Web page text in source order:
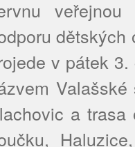
v pátek
a